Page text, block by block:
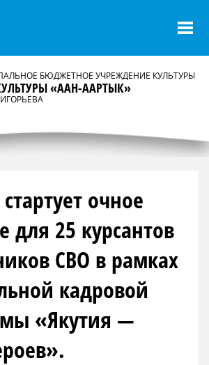
БЮДЖЕТНОЕ УЧРЕЖДЕНИЕ КУЛЬТУРЫ
«ААН-ААРТЫК»
очное
для 25 курсантов
СВО в рамках
кадровой
«Якутия —